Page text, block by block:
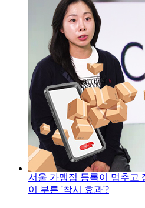
서울 가맹점 등록이 멈추고
이 부른 '착시 효과'?